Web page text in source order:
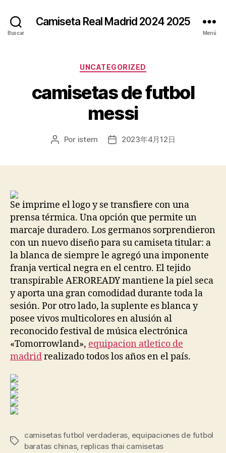
Buscar
Camiseta Real Madrid 2024 2025
Menú
Categorías
UNCATEGORIZED
camisetas de futbol
messi
Autor
Por istern
Fecha2023年4月12日
Se imprime el logo y se transfiere con una
prensa térmica. Una opción que permite un
marcaje duradero. Los germanos sorprendieron
con un nuevo diseño para su camiseta titular: a
la blanca de siempre le agregó una imponente
franja vertical negra en el centro. El tejido
transpirable AEROREADY mantiene la piel seca
y aporta una gran comodidad durante toda la
sesión. Por otro lado, la suplente es blanca y
posee vivos multicolores en alusión al
reconocido festival de música electrónica
«Tomorrowland», equipacion atletico de
madridrealizado todos los años en el país.
Etiquetas
camisetas futbol verdaderas, equipaciones de futbol
baratas chinas, replicas thai camisetas